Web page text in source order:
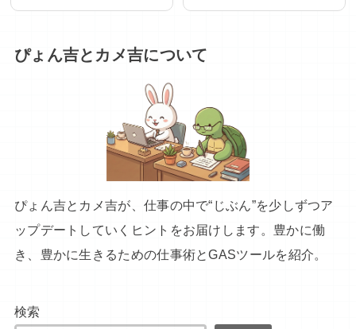
ぴょん吉とカメ吉について
ぴょん吉とカメ吉が、仕事の中で“じぶん”を少しずつア
ップデートしていくヒントをお届けします。豊かに働
き、豊かに生きるための仕事術とGASツールを紹介。
検索